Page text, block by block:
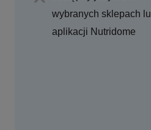
wybranych sklepach
aplikacji Nutridome